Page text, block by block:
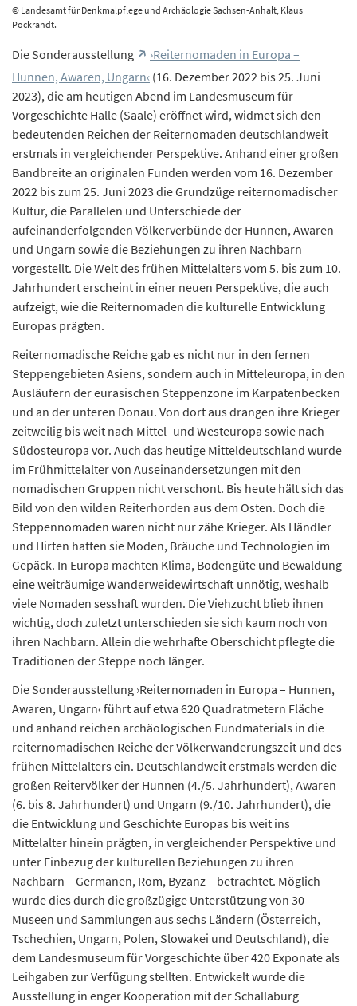
© Landesamt für Denkmalpflege und Archäologie Sachsen-Anhalt, Klaus
Pockrandt.
Die Sonderausstellung
›Reiternomaden in Europa –
Hunnen, Awaren, Ungarn‹ (16. Dezember 2022 bis 25. Juni
2023), die am heutigen Abend im Landesmuseum für
Vorgeschichte Halle (Saale) eröffnet wird, widmet sich den
bedeutenden Reichen der Reiternomaden deutschlandweit
erstmals in vergleichender Perspektive. Anhand einer großen
Bandbreite an originalen Funden werden vom 16. Dezember
2022 bis zum 25. Juni 2023 die Grundzüge reiternomadischer
Kultur, die Parallelen und Unterschiede der
aufeinanderfolgenden Völkerverbünde der Hunnen, Awaren
und Ungarn sowie die Beziehungen zu ihren Nachbarn
vorgestellt. Die Welt des frühen Mittelalters vom 5. bis zum 10.
Jahrhundert erscheint in einer neuen Perspektive, die auch
aufzeigt, wie die Reiternomaden die kulturelle Entwicklung
Europas prägten.
Reiternomadische Reiche gab es nicht nur in den fernen
Steppengebieten Asiens, sondern auch in Mitteleuropa, in den
Ausläufern der eurasischen Steppenzone im Karpatenbecken
und an der unteren Donau. Von dort aus drangen ihre Krieger
zeitweilig bis weit nach Mittel- und Westeuropa sowie nach
Südosteuropa vor. Auch das heutige Mitteldeutschland wurde
im Frühmittelalter von Auseinandersetzungen mit den
nomadischen Gruppen nicht verschont. Bis heute hält sich das
Bild von den wilden Reiterhorden aus dem Osten. Doch die
Steppennomaden waren nicht nur zähe Krieger. Als Händler
und Hirten hatten sie Moden, Bräuche und Technologien im
Gepäck. In Europa machten Klima, Bodengüte und Bewaldung
eine weiträumige Wanderweidewirtschaft unnötig, weshalb
viele Nomaden sesshaft wurden. Die Viehzucht blieb ihnen
wichtig, doch zuletzt unterschieden sie sich kaum noch von
ihren Nachbarn. Allein die wehrhafte Oberschicht pflegte die
Traditionen der Steppe noch länger.
Die Sonderausstellung ›Reiternomaden in Europa – Hunnen,
Awaren, Ungarn‹ führt auf etwa 620 Quadratmetern Fläche
und anhand reichen archäologischen Fundmaterials in die
reiternomadischen Reiche der Völkerwanderungszeit und des
frühen Mittelalters ein. Deutschlandweit erstmals werden die
großen Reitervölker der Hunnen (4./5. Jahrhundert), Awaren
(6. bis 8. Jahrhundert) und Ungarn (9./10. Jahrhundert), die
die Entwicklung und Geschichte Europas bis weit ins
Mittelalter hinein prägten, in vergleichender Perspektive und
unter Einbezug der kulturellen Beziehungen zu ihren
Nachbarn – Germanen, Rom, Byzanz – betrachtet. Möglich
wurde dies durch die großzügige Unterstützung von 30
Museen und Sammlungen aus sechs Ländern (Österreich,
Tschechien, Ungarn, Polen, Slowakei und Deutschland), die
dem Landesmuseum für Vorgeschichte über 420 Exponate als
Leihgaben zur Verfügung stellten. Entwickelt wurde die
Ausstellung in enger Kooperation mit der Schallaburg